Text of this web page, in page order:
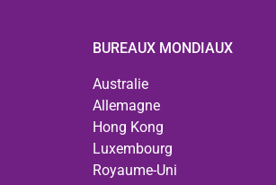
BUREAUX MONDIAUX
Australie
Allemagne
Hong Kong
Luxembourg
Royaume-Uni